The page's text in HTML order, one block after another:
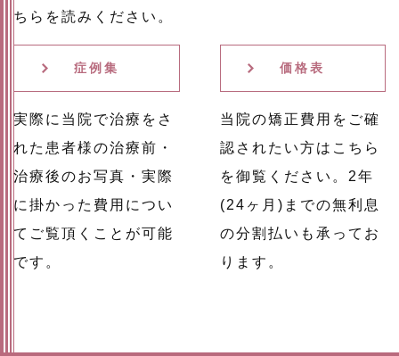
ちらを読みください。
症例集
実際に当院で治療をさ
れた患者様の治療前・
治療後のお写真・実際
に掛かった費用につい
てご覧頂くことが可能
です。
価格表
当院の矯正費用をご確
認されたい方はこちら
を御覧ください。2年
(24ヶ月)までの無利息
の分割払いも承ってお
ります。